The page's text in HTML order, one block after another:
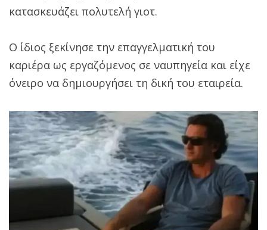
κατασκευάζει πολυτελή γιοτ.
Ο ίδιος ξεκίνησε την επαγγελματική του
καριέρα ως εργαζόμενος σε ναυπηγεία και είχε
όνειρο να δημιουργήσει τη δική του εταιρεία.